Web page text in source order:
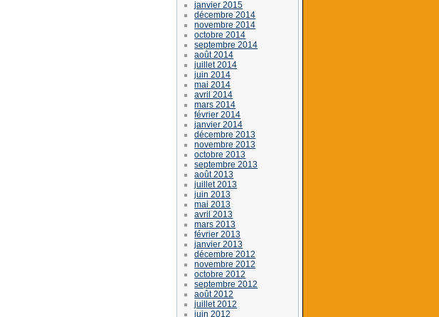
janvier 2015
décembre 2014
novembre 2014
octobre 2014
septembre 2014
août 2014
juillet 2014
juin 2014
mai 2014
avril 2014
mars 2014
février 2014
janvier 2014
décembre 2013
novembre 2013
octobre 2013
septembre 2013
août 2013
juillet 2013
juin 2013
mai 2013
avril 2013
mars 2013
février 2013
janvier 2013
décembre 2012
novembre 2012
octobre 2012
septembre 2012
août 2012
juillet 2012
juin 2012